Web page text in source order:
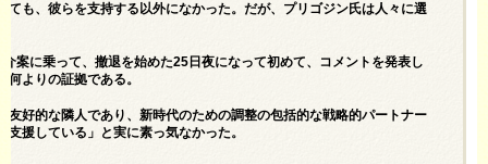
も、彼らを支持する以外になかった。だが、プリゴジン氏は人々に選
案に乗って、撤退を始めた25日夜になって初めて、コメントを発表し
よりの証拠である。
友好的な隣人であり、新時代のための調整の包括的な戦略的パートナー
援している」と実に素っ気なかった。